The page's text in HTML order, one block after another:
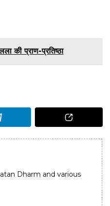
की प्राण-प्रतिष्ठा
Dharm and various